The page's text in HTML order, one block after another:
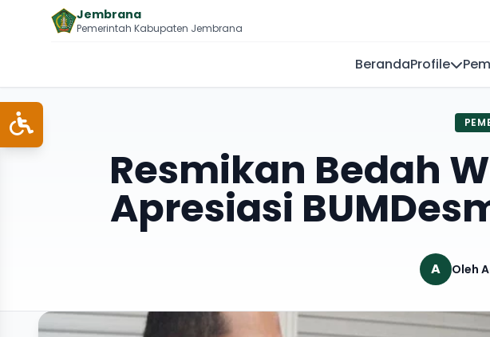
Jembrana
Pemerintah Kabupaten Jembrana
BerandaProfile
Resmikan Bedah
Apresiasi
A Oleh